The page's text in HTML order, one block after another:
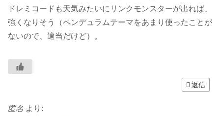
ドレミコードも天気みたいにリンクモンスターが出れば、
強くなりそう（ペンデュラムテーマをあまり使ったことが
ないので、適当だけど）。
返信
匿名 より: